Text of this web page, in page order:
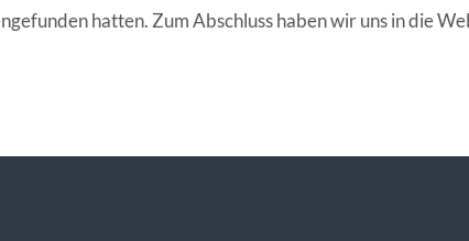
hatten. Zum Abschluss haben wir uns in die